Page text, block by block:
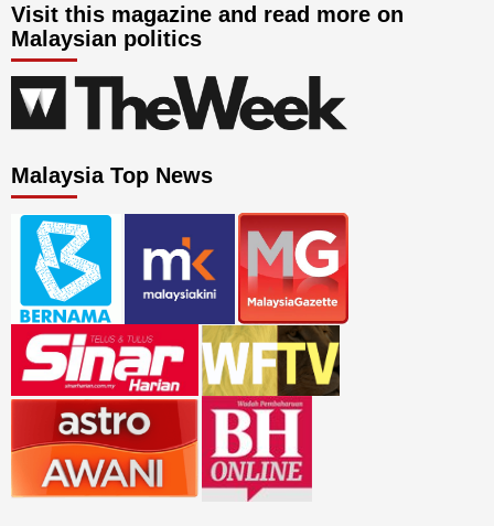
Visit this magazine and read more on
Malaysian politics
Malaysia Top News